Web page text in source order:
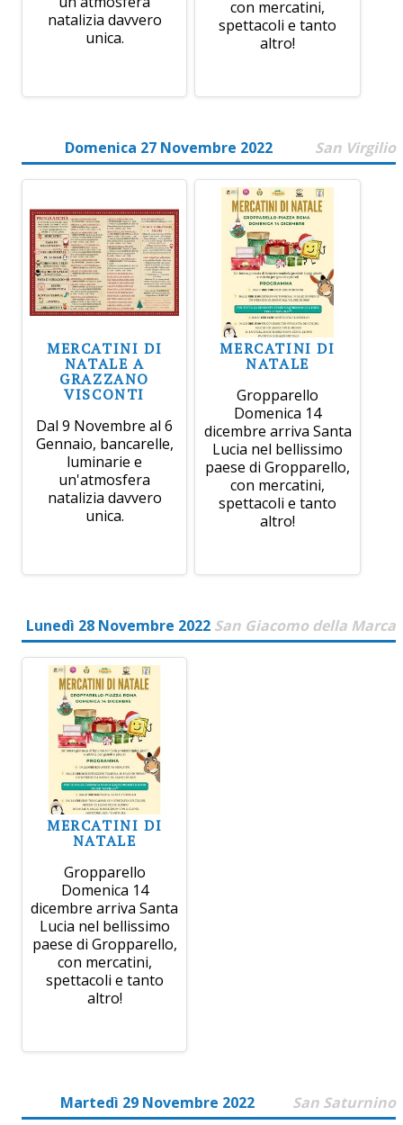
natalizia davvero
unica.
con mercatini,
spettacoli e tanto
altro!
Domenica 27 Novembre 2022 San Virgilio
MERCATINI DI
NATALE A
GRAZZANO
VISCONTI
Dal 9 Novembre al 6
Gennaio, bancarelle,
luminarie e
un'atmosfera
natalizia davvero
unica.
MERCATINI DI
NATALE
Gropparello
Domenica 14
dicembre arriva Santa
Lucia nel bellissimo
paese di Gropparello,
con mercatini,
spettacoli e tanto
altro!
Lunedì 28 Novembre 2022 San Giacomo della Marca
MERCATINI DI
NATALE
Gropparello
Domenica 14
dicembre arriva Santa
Lucia nel bellissimo
paese di Gropparello,
con mercatini,
spettacoli e tanto
altro!
Martedì 29 Novembre 2022 San Saturnino